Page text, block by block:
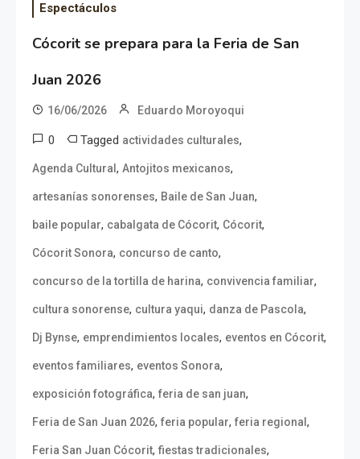
Espectáculos
Cócorit se prepara para la Feria de San
Juan 2026
16/06/2026 Eduardo Moroyoqui
0 Tagged actividades culturales,
Agenda Cultural , Antojitos mexicanos,
artesanías sonorenses, Baile de San Juan,
baile popular, cabalgata de Cócorit, Cócorit,
Cócorit Sonora, concurso de canto,
concurso de la tortilla de harina, convivencia familiar,
cultura sonorense, cultura yaqui, danza de Pascola,
Dj Bynse, emprendimientos locales, eventos en Cócorit,
eventos familiares, eventos Sonora,
exposición fotográfica, feria de san juan,
Feria de San Juan 2026, feria popular, feria regional ,
Feria San Juan Cócorit, fiestas tradicionales,